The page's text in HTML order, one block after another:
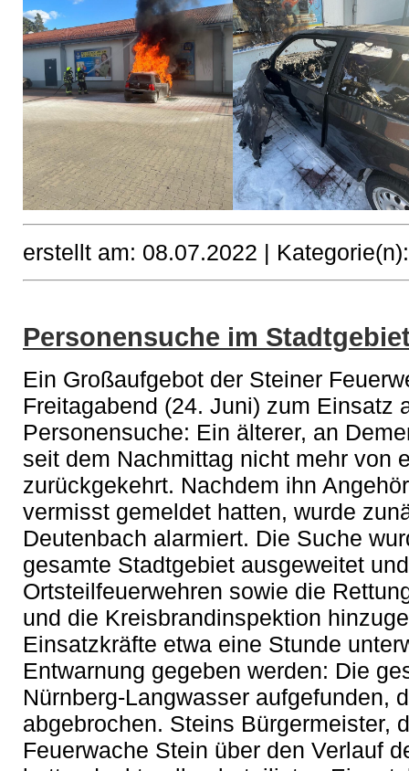
erstellt am: 08.07.2022 |
Personensuche im
Ein Großaufgebot der Steiner
Freitagabend (24. Juni) zum Einsatz
Personensuche: Ein älterer, an
seit dem Nachmittag nicht mehr von
zurückgekehrt. Nachdem ihn
vermisst gemeldet hatten, wurde
Deutenbach alarmiert. Die Suche
gesamte Stadtgebiet ausgeweitet
Ortsteilfeuerwehren sowie die
und die Kreisbrandinspektion
Einsatzkräfte etwa eine Stunde
Entwarnung gegeben werden: Die
Nürnberg-Langwasser aufgefunden,
abgebrochen. Steins Bürgermeister,
Feuerwache Stein über den Verlauf